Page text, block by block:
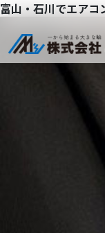
富山・石川でエア
コンテンツへスキップ
メインナビ